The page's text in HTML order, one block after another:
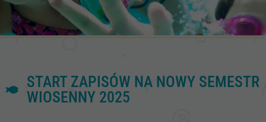
START ZAPISÓW NA NOWY SEMESTR
WIOSENNY 2025